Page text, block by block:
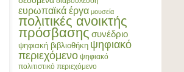
ευρωπαϊκά έργα μουσεία
πολιτικές ανοικτής
πρόσβασης συνέδριο
ψηφιακή βιβλιοθήκη ψηφιακό
περιεχόμενο ψηφιακό
πολιτιστικό περιεχόμενο